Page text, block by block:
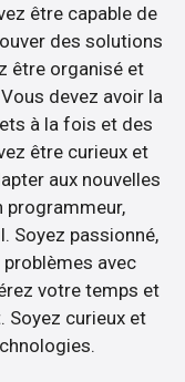
être capable de
des solutions
être organisé et
devez avoir la
à la fois et des
être curieux et
aux nouvelles
programmeur,
Soyez passionné,
avec
votre temps et
Soyez curieux et